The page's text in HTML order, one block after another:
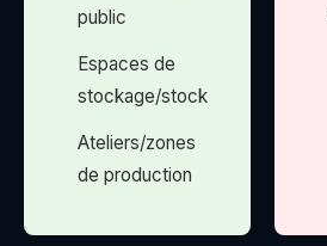
public
Espaces de
stockage/stock
Ateliers/zones
de production